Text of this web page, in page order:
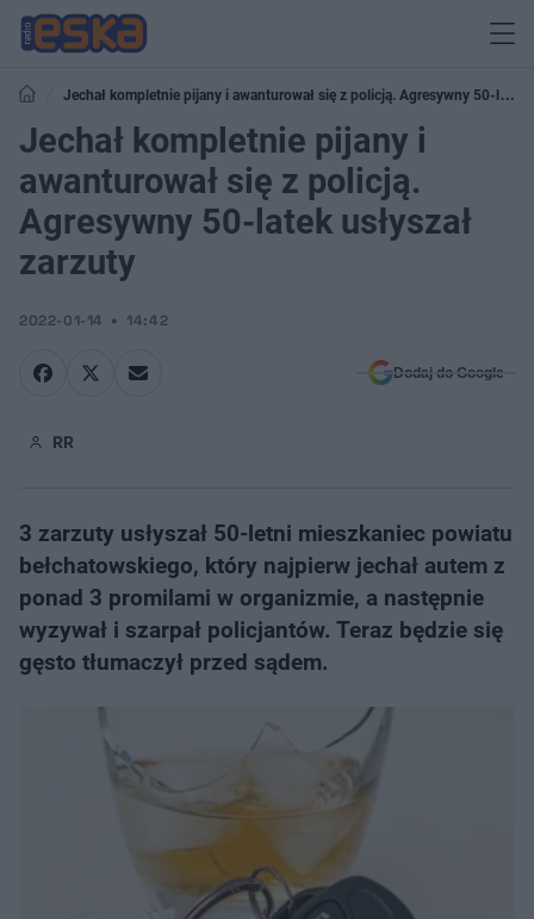
Jechał kompletnie pijany i awanturował się z policją. Agresywny 50-latek
usłyszał zarzuty
Jechał kompletnie pijany i
awanturował się z policją.
Agresywny 50-latek usłyszał
zarzuty
2022-01-14 14:42
Dodaj do Google
RR
3 zarzuty usłyszał 50-letni mieszkaniec powiatu
bełchatowskiego, który najpierw jechał autem z
ponad 3 promilami w organizmie, a następnie
wyzywał i szarpał policjantów. Teraz będzie się
gęsto tłumaczył przed sądem.